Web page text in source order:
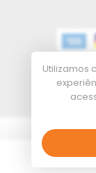
Utilizamos